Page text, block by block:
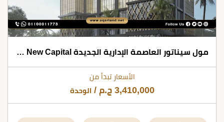
مول سيناتور العاصمة الإدارية الجديدة Mall Senator New Capital شركة بابيلون للتطوير العقاري
الأسعار تبدأ من
3,410,000 ج.م / الوحدة